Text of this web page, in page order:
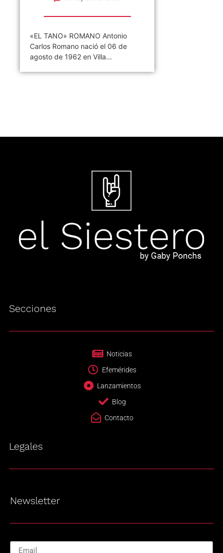
«EL TANO» ROMANO Antonio
Carlos Romano nació el 06 de
agosto de 1962 en Villa...
Secciones
Noticias
Efemérides
Lanzamientos
Blog
Contacto
Legales
Newsletter